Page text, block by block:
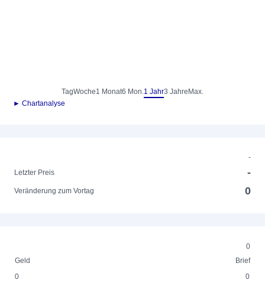
TagWoche1 Monat6 Mon.1 Jahr3 Jahre Max.
► Chartanalyse
-
Letzter Preis
-
Veränderung zum Vortag 0
0
Geld
Brief
0
0